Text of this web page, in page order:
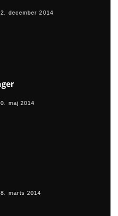
december 2014
maj 2014
marts 2014